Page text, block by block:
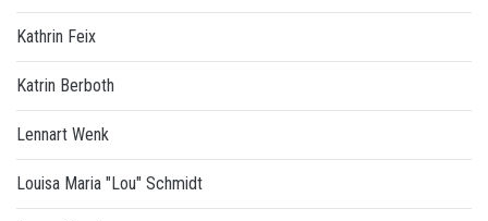
Kathrin Feix
Katrin Berboth
Lennart Wenk
Louisa Maria "Lou" Schmidt